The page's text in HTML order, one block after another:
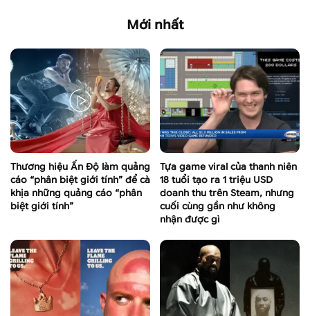
Mới nhất
Thương hiệu Ấn Độ làm quảng
cáo “phân biệt giới tính” để cà
khịa những quảng cáo “phân
biệt giới tính”
Tựa game viral của thanh niên
18 tuổi tạo ra 1 triệu USD
doanh thu trên Steam, nhưng
cuối cùng gần như không
nhận được gì